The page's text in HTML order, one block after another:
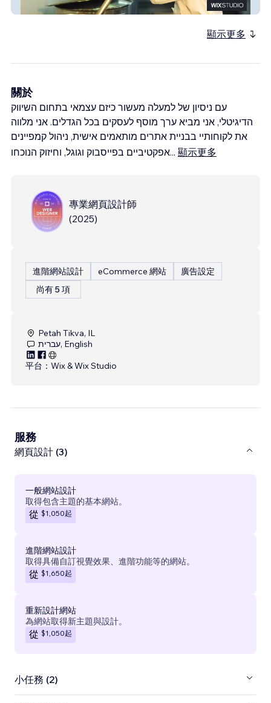
מגש פרבר
顯示更多
關於
עם ניסיון של למעלה מעשור כיזם עצמאי בתחום השיווק
הדיגיטלי, אני מביא ערך מוסף לעסקים בכל הגדלים. אני מלווה
את לקוחותיי בבניית אתרים מותאמים אישית, ניהול קמפיינים
אפקטיביים בפייסבוק וגוגל, וחיזוק הנוכחו... 顯示更多
專業網頁設計師
(2025)
進階網站設計 eCommerce 網站
廣告設定
尚有 5 項
Petah Tikva, IL
עברית, English
平台： Wix & Wix Studio
服務
網頁設計 (3)
一般網站設計
取得包含主題的基本網站。
從 $1,050起
進階網站設計
取得具備自訂視覺效果、進階功能等的網站。
從 $1,650起
重新設計網站
為網站取得新主題與設計。
從 $1,050起
小任務 (2)